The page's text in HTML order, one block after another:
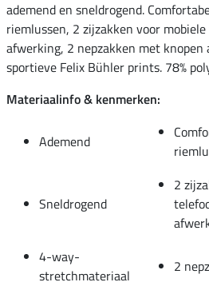
ademend en sneldrogend.
riemlussen, 2 zijzakken voor
afwerking, 2 nepzakken met knopen
sportieve Felix Bühler prints. 78%
Materiaalinfo & kenmerken:
Ademend
Sneldrogend
2
4-way-
stretchmateriaal
2